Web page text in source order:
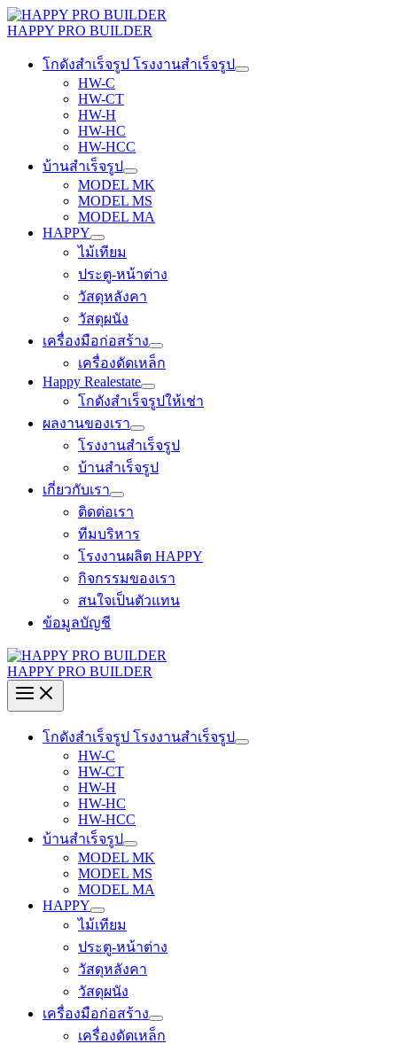
Skip
to
HAPPY PRO BUILDER
โกดังสำเร็จรูป โรงงานสำเร็จรูป
HW-C
HW-CT
HW-H
HW-HC
HW-HCC
บ้านสำเร็จรูป
MODEL MK
MODEL MS
MODEL MA
HAPPY
ไม้เทียม
ประตู-หน้าต่าง
วัสดุหลังคา
วัสดุผนัง
เครื่องมือก่อสร้าง
เครื่องดัดเหล็ก
Happy Realestate
โกดังสำเร็จรูปให้เช่า
ผลงานของเรา
โรงงานสำเร็จรูป
บ้านสำเร็จรูป
เกี่ยวกับเรา
ติดต่อเรา
ทีมบริหาร
โรงงานผลิต HAPPY
กิจกรรมของเรา
สนใจเป็นตัวแทน
ข้อมูลบัญชี
HAPPY PRO BUILDER
โกดังสำเร็จรูป โรงงานสำเร็จรูป
HW-C
HW-CT
HW-H
HW-HC
HW-HCC
บ้านสำเร็จรูป
MODEL MK
MODEL MS
MODEL MA
HAPPY
ไม้เทียม
ประตู-หน้าต่าง
วัสดุหลังคา
วัสดุผนัง
เครื่องมือก่อสร้าง
เครื่องดัดเหล็ก